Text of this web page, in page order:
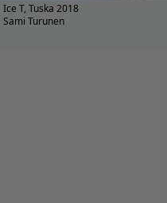
Ice T, Tuska 2018
Sami Turunen